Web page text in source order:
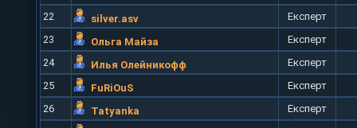
22 silver.asv
Експерт
23
Ольга Майза
Експерт
24
Илья Олейникофф
Експерт
25
FuRiOuS
Експерт
26
Tatyanka
Експерт